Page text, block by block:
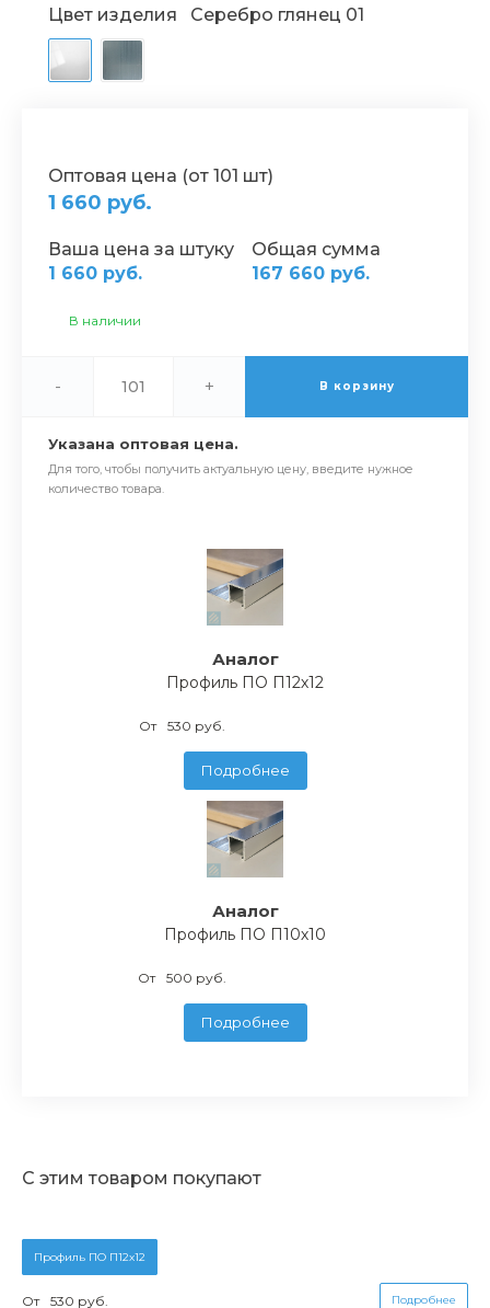
Цвет изделия Серебро глянец 01
Оптовая цена (от 101 шт)
1 660 руб.
Ваша цена за штуку
1 660 руб.
Общая сумма
167 660 руб.
В наличии
- + В корзину
Указана оптовая цена.
Для того, чтобы получить актуальную цену, введите нужное
количество товара.
Аналог
Профиль ПО П12х12
От 530 руб.
Подробнее
Аналог
Профиль ПО П10х10
От 500 руб.
Подробнее
С этим товаром покупают
Профиль ПО П12х12
От 530 руб. Подробнее